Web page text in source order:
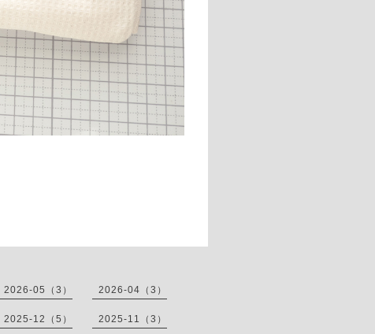
2026-05（3） 2026-04（3）
2025-12（5） 2025-11（3）